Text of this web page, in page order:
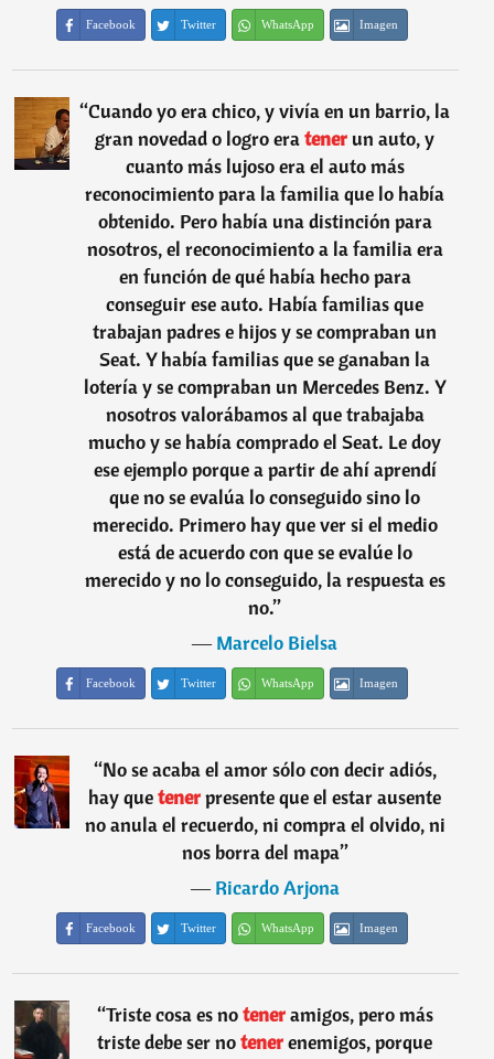
Facebook Twitter WhatsApp Imagen
“Cuando yo era chico, y vivía en un barrio, la
gran novedad o logro eratenerun auto, y
cuanto más lujoso era el auto más
reconocimiento para la familia que lo había
obtenido. Pero había una distinción para
nosotros, el reconocimiento a la familia era
en función de qué había hecho para
conseguir ese auto. Había familias que
trabajan padres e hijos y se compraban un
Seat. Y había familias que se ganaban la
lotería y se compraban un Mercedes Benz. Y
nosotros valorábamos al que trabajaba
mucho y se había comprado el Seat. Le doy
ese ejemplo porque a partir de ahí aprendí
que no se evalúa lo conseguido sino lo
merecido. Primero hay que ver si el medio
está de acuerdo con que se evalúe lo
merecido y no lo conseguido, la respuesta es
no.”
―Marcelo Bielsa
Facebook Twitter WhatsApp Imagen
“No se acaba el amor sólo con decir adiós,
hay quetenerpresente que el estar ausente
no anula el recuerdo, ni compra el olvido, ni
nos borra del mapa”
―Ricardo Arjona
Facebook Twitter WhatsApp Imagen
“Triste cosa es noteneramigos, pero más
triste debe ser notenerenemigos, porque